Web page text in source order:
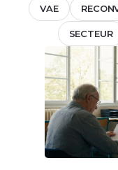
VAE
SECTEUR